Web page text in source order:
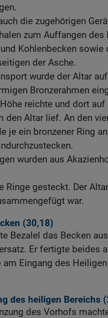
die zugehörigen
zum Auffangen des
Kohlenbecken sowie
der Asche.
wurde der Altar
Bronzerahmen
reichte und dort
den Altar lief. An den
je ein bronzener Ring
wurden aus
Ringe gesteckt. Der
war.
(30,18)
Bezalel das Becken
Er fertigte beides
am Eingang des
des heiligen Bereichs
des Vorhofs